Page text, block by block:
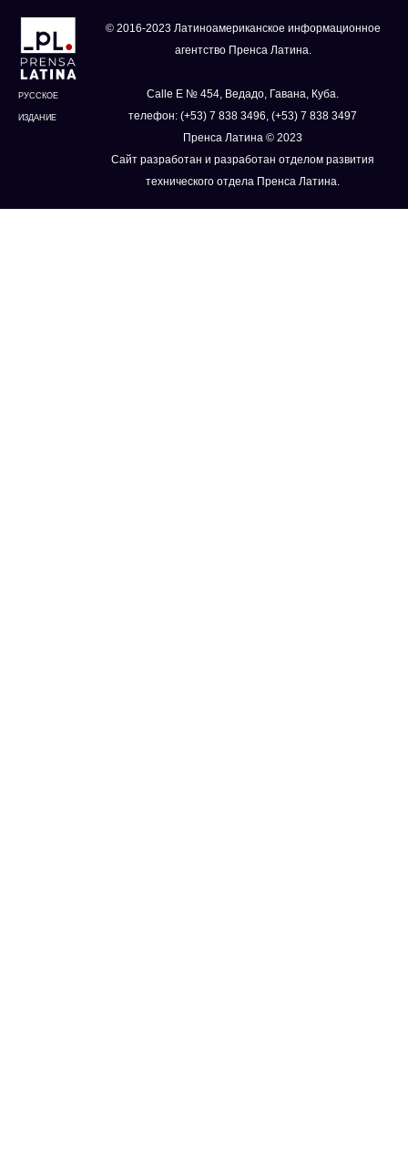
РУССКОЕ
ИЗДАНИЕ
© 2016-2023 Латиноамериканское информационное
агентство Пренса Латина.
Calle E № 454, Ведадо, Гавана, Куба.
телефон: (+53) 7 838 3496, (+53) 7 838 3497
Пренса Латина © 2023
Сайт разработан и разработан отделом развития
технического отдела Пренса Латина.